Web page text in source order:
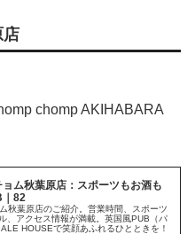
店
chomp AKIHABARA
ム秋葉原店：スポーツもお酒も
82
秋葉原店のご紹介。営業時間、スポーツ
、アクセス情報が満載。英国風PUB（パ
HOUSEで笑顔あふれるひとときを！